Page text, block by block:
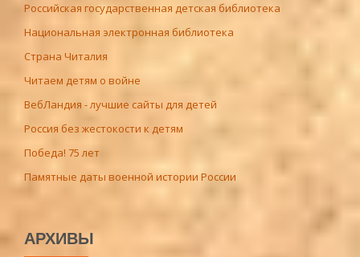
Российская государственная детская библиотека
Национальная электронная библиотека
Страна Читалия
Читаем детям о войне
ВебЛандия - лучшие сайты для детей
Россия без жестокости к детям
Победа! 75 лет
Памятные даты военной истории России
АРХИВЫ